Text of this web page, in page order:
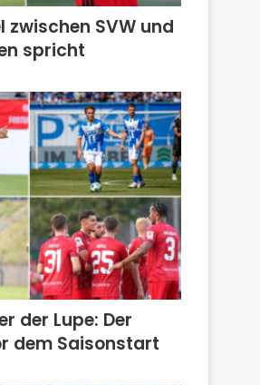
SVW und
spricht
der Lupe: Der
dem Saisonstart